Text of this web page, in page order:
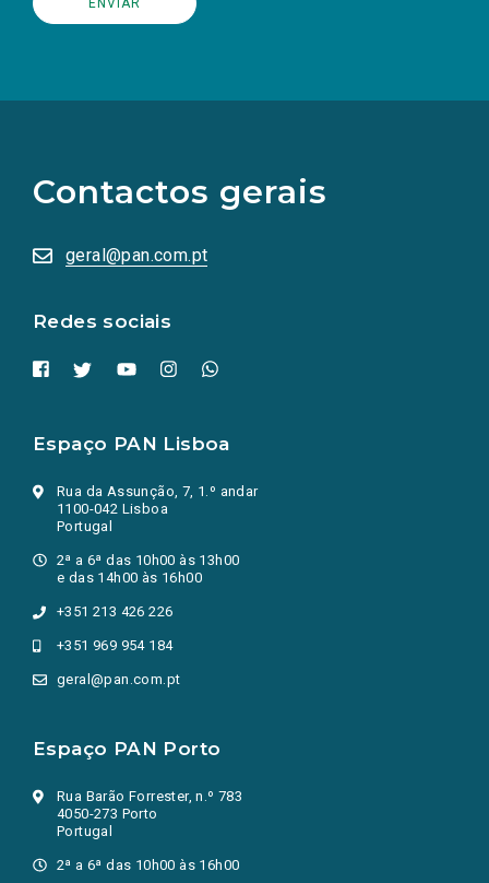
Contactos gerais
geral@pan.com.pt
Redes sociais
redes
sociais
numa
nova
Espaço PAN Lisboa
Rua da Assunção, 7, 1.º andar
1100-042 Lisboa
Portugal
2ª a 6ª das 10h00 às 13h00
e das 14h00 às 16h00
+351 213 426 226
+351 969 954 184
geral@pan.com.pt
Espaço PAN Porto
Rua Barão Forrester, n.º 783
4050-273 Porto
Portugal
2ª a 6ª das 10h00 às 16h00